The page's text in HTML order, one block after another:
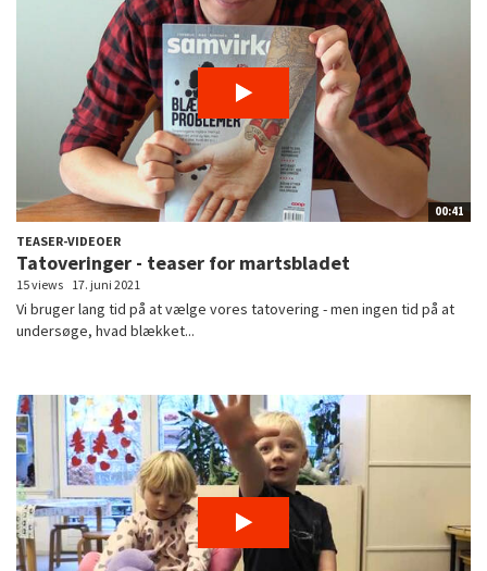
00:41
TEASER-VIDEOER
Tatoveringer - teaser for martsbladet
15 views 17. juni 2021
Vi bruger lang tid på at vælge vores tatovering - men ingen tid på at
undersøge, hvad blækket...